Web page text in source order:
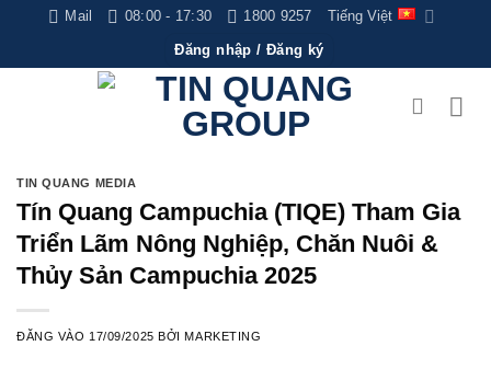
nội
Mail 08:00 - 17:30 1800 9257 Tiếng Việt
Đăng nhập / Đăng ký
TIN QUANG MEDIA
Tín Quang Campuchia (TIQE) Tham Gia
Triển Lãm Nông Nghiệp, Chăn Nuôi &
Thủy Sản Campuchia 2025
ĐĂNG VÀO 17/09/2025 BỞIMARKETING